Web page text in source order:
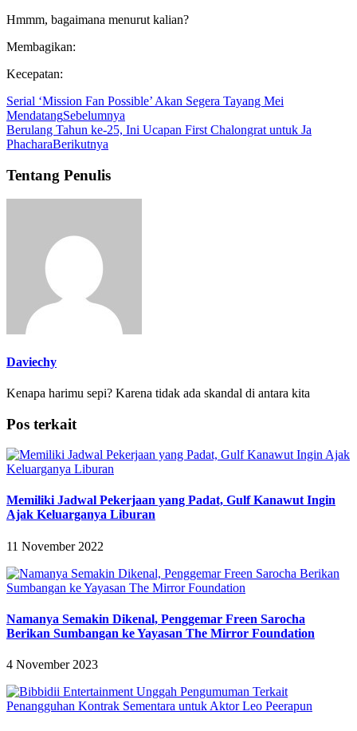
Hmmm, bagaimana menurut kalian?
Membagikan:
Kecepatan:
Serial ‘Mission Fan Possible’ Akan Segera Tayang Mei
MendatangSebelumnya
Berulang Tahun ke-25, Ini Ucapan First Chalongrat untuk Ja
PhacharaBerikutnya
Tentang Penulis
Daviechy
Kenapa harimu sepi? Karena tidak ada skandal di antara kita
Pos terkait
Memiliki Jadwal Pekerjaan yang Padat, Gulf Kanawut Ingin
Ajak Keluarganya Liburan
11 November 2022
Namanya Semakin Dikenal, Penggemar Freen Sarocha
Berikan Sumbangan ke Yayasan The Mirror Foundation
4 November 2023